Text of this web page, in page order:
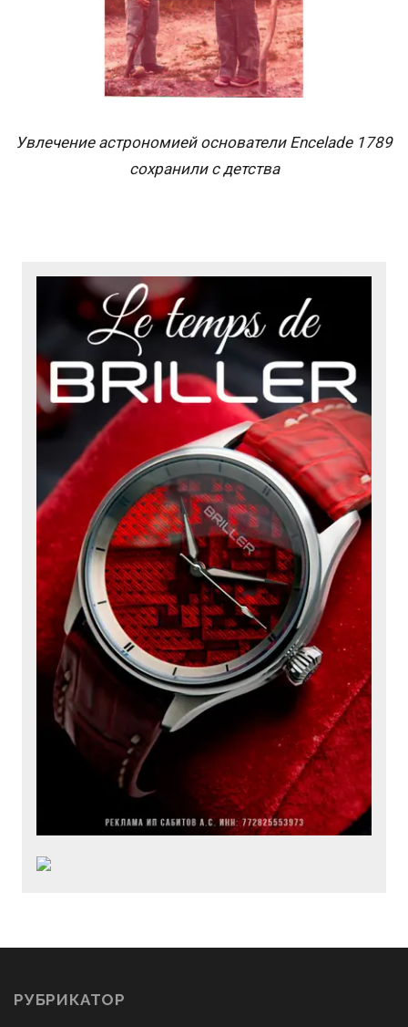
Увлечение астрономией основатели Encelade 1789
сохранили с детства
РУБРИКАТОР